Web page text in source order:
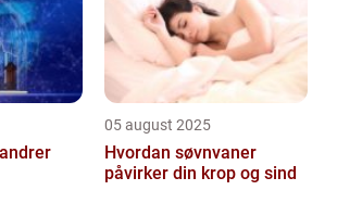
05 august 2025
Hvordan søvnvaner
påvirker din krop og sind